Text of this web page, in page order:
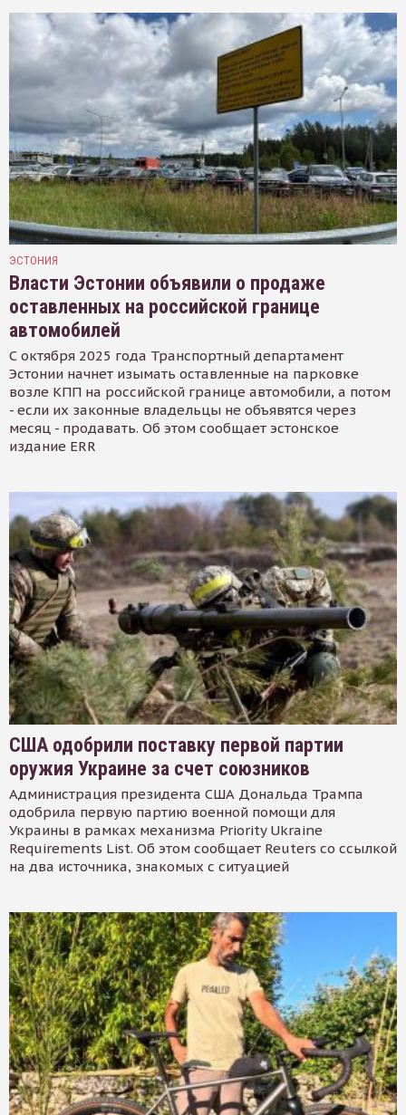
ЭСТОНИЯ
Власти Эстонии объявили о продаже
оставленных на российской границе
автомобилей
С октября 2025 года Транспортный департамент
Эстонии начнет изымать оставленные на парковке
возле КПП на российской границе автомобили, а потом
- если их законные владельцы не объявятся через
месяц - продавать. Об этом сообщает эстонское
издание ERR
США одобрили поставку первой партии
оружия Украине за счет союзников
Администрация президента США Дональда Трампа
одобрила первую партию военной помощи для
Украины в рамках механизма Priority Ukraine
Requirements List. Об этом сообщает Reuters со ссылкой
на два источника, знакомых с ситуацией